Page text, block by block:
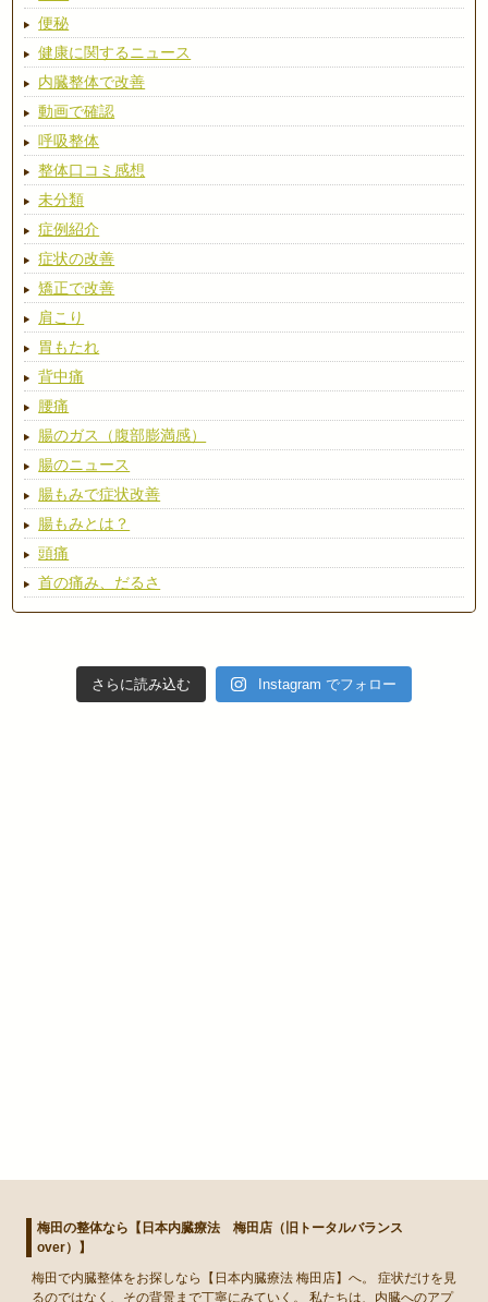
便秘
健康に関するニュース
内臓整体で改善
動画で確認
呼吸整体
整体口コミ感想
未分類
症例紹介
症状の改善
矯正で改善
肩こり
胃もたれ
背中痛
腰痛
腸のガス（腹部膨満感）
腸のニュース
腸もみで症状改善
腸もみとは？
頭痛
首の痛み、だるさ
さらに読み込む Instagram でフォロー
梅田の整体なら【日本内臓療法 梅田店（旧トータルバランス
over）】
梅田で内臓整体をお探しなら【日本内臓療法 梅田店】へ。 症状だけを見
るのではなく、その背景まで丁寧にみていく。 私たちは、内臓へのアプ